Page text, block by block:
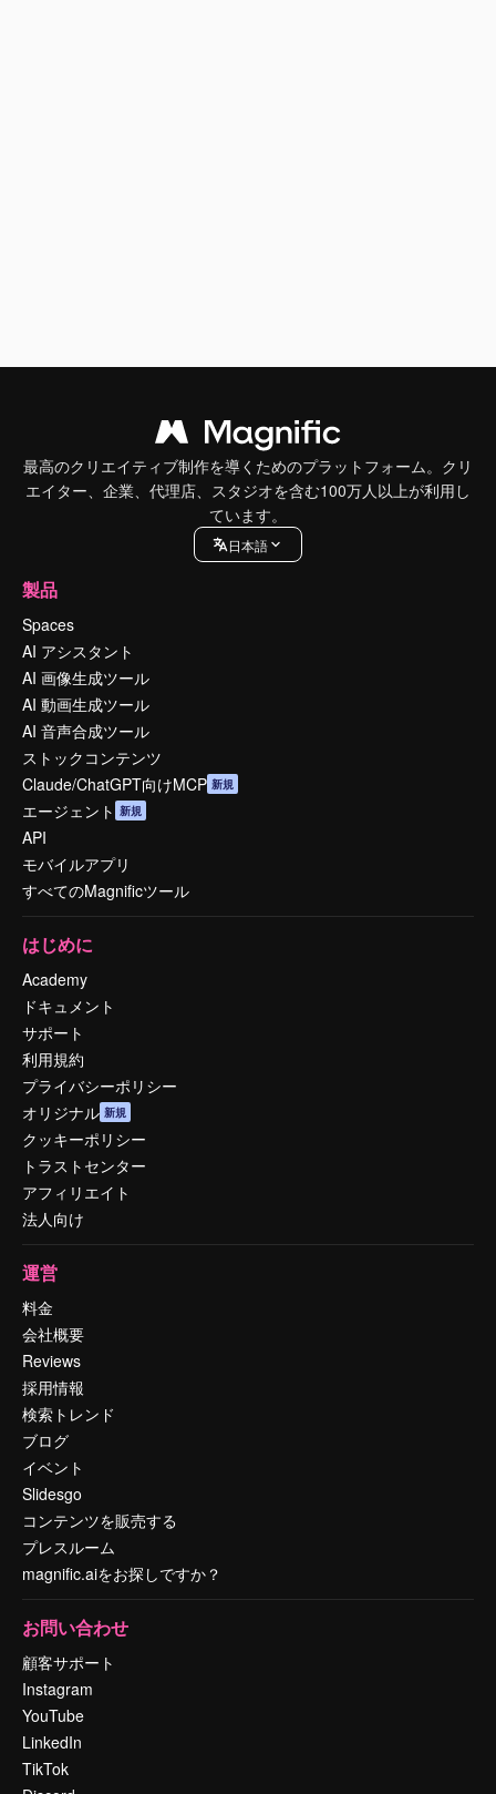
最高のクリエイティブ制作を導くためのプラットフォーム。クリ
エイター、企業、代理店、スタジオを含む100万人以上が利用し
ています。
日本語
製品
Spaces
AI アシスタント
AI 画像生成ツール
AI 動画生成ツール
AI 音声合成ツール
ストックコンテンツ
Claude/ChatGPT向けMCP 新規
エージェント 新規
API
モバイルアプリ
すべてのMagnificツール
はじめに
Academy
ドキュメント
サポート
利用規約
プライバシーポリシー
オリジナル 新規
クッキーポリシー
トラストセンター
アフィリエイト
法人向け
運営
料金
会社概要
Reviews
採用情報
検索トレンド
ブログ
イベント
Slidesgo
コンテンツを販売する
プレスルーム
magnific.aiをお探しですか？
お問い合わせ
顧客サポート
Instagram
YouTube
LinkedIn
TikTok